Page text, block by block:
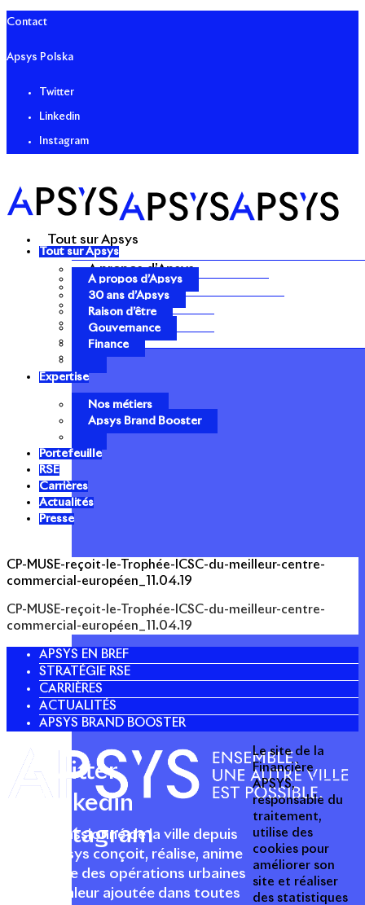
Contact
Apsys Polska
Twitter
Linkedin
Instagram
Tout sur Apsys
A propos d’Apsys
30 ans d’Apsys
Raison d’être
Gouvernance
Finance
Tout sur Apsys
A propos d’Apsys
30 ans d’Apsys
Raison d’être
Gouvernance
Finance
Expertise
Nos métiers
Apsys Brand Booster
Portefeuille
RSE
Carrières
Actualités
Presse
CP-MUSE-reçoit-le-Trophée-ICSC-du-meilleur-centre-
commercial-européen_11.04.19
CP-MUSE-reçoit-le-Trophée-ICSC-du-meilleur-centre-
commercial-européen_11.04.19
APSYS EN BREF
STRATÉGIE RSE
CARRIÈRES
ACTUALITÉS
APSYS BRAND BOOSTER
Acteur passionné de la ville depuis
1996, Apsys conçoit, réalise, anime
et valorise des opérations urbaines
à forte valeur ajoutée dans toutes
Twitter
Linkedin
Instagram
Le site de la
Financière
APSYS,
responsable du
traitement,
utilise des
cookies pour
améliorer son
site et réaliser
des statistiques